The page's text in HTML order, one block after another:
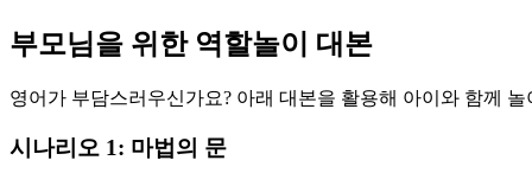
부모님을 위한 역할놀이 대본
영어가 부담스러우신가요? 아래 대본을 활용해 아이와 함께 놀
시나리오 1: 마법의 문